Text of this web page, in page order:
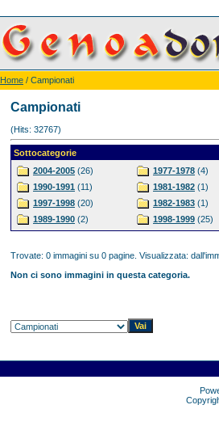
Home / Campionati
Campionati
(Hits: 32767)
Sottocategorie
2004-2005 (26)
1990-1991 (11)
1997-1998 (20)
1989-1990 (2)
1977-1978 (4)
1981-1982 (1)
1982-1983 (1)
1998-1999 (25)
Trovate: 0 immagini su 0 pagine. Visualizzata:
Non ci sono immagini in questa categoria.